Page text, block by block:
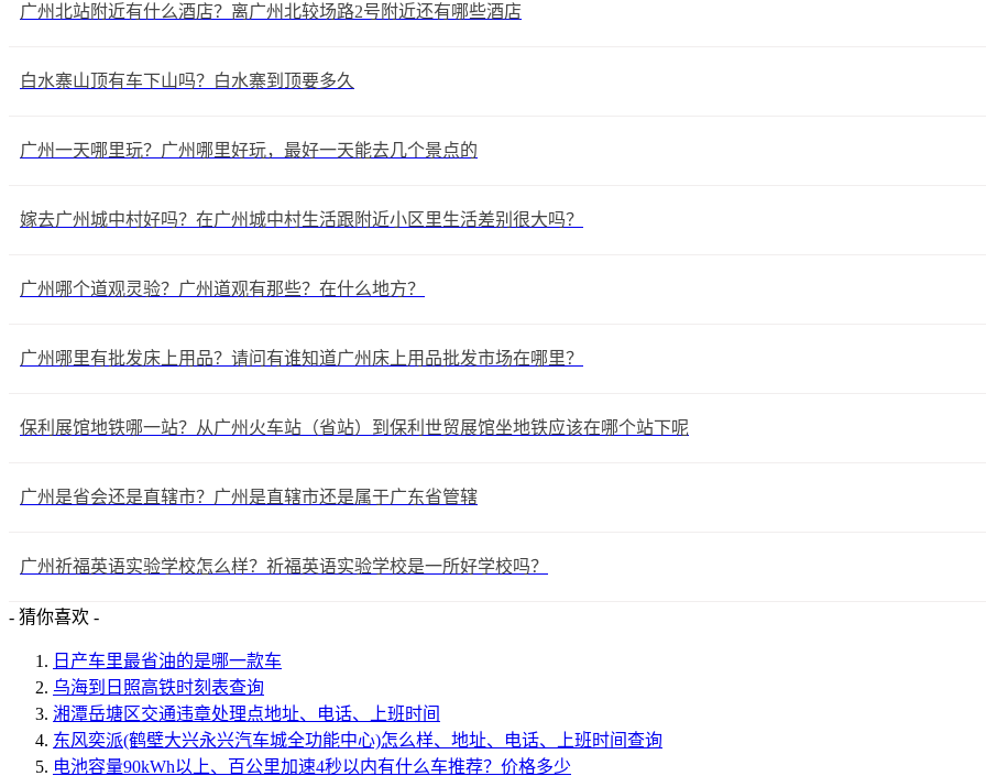
广州北站附近有什么酒店？离广州北较场路2号附近还有哪些酒店
白水寨山顶有车下山吗？白水寨到顶要多久
广州一天哪里玩？广州哪里好玩，最好一天能去几个景点的
嫁去广州城中村好吗？在广州城中村生活跟附近小区里生活差别很大吗？
广州哪个道观灵验？广州道观有那些？在什么地方？
广州哪里有批发床上用品？请问有谁知道广州床上用品批发市场在哪里？
保利展馆地铁哪一站？从广州火车站（省站）到保利世贸展馆坐地铁应该在哪个站下呢
广州是省会还是直辖市？广州是直辖市还是属于广东省管辖
广州祈福英语实验学校怎么样？祈福英语实验学校是一所好学校吗？
- 猜你喜欢 -
日产车里最省油的是哪一款车
乌海到日照高铁时刻表查询
湘潭岳塘区交通违章处理点地址、电话、上班时间
东风奕派(鹤壁大兴永兴汽车城全功能中心)怎么样、地址、电话、上班时间查询
电池容量90kWh以上、百公里加速4秒以内有什么车推荐？价格多少